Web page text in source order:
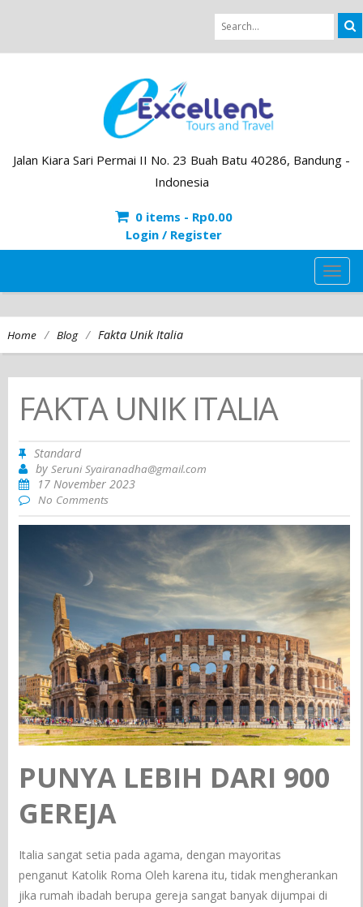
Jalan Kiara Sari Permai II No. 23 Buah Batu 40286, Bandung -
Indonesia
0 items - Rp0.00
Login / Register
Home / Blog / Fakta Unik Italia
FAKTA UNIK ITALIA
Standard
bySeruni Syairanadha@gmail.com
17 November 2023
No Comments
PUNYA LEBIH DARI 900
GEREJA
Italia sangat setia pada agama, dengan mayoritas
penganut Katolik Roma Oleh karena itu, tidak mengherankan
jika rumah ibadah berupa gereja sangat banyak dijumpai di